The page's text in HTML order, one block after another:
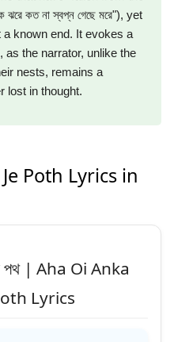
কত না স্বপ্ন গেছে মরে"), yet
known end. It evokes a
as the narrator, unlike the
nests, remains a
lost in thought.
Poth Lyrics in
পথ | Aha Oi Anka
Lyrics